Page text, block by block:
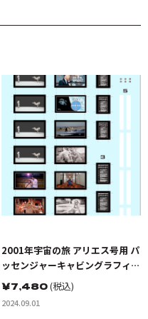
2001年宇宙の旅 アリエス号用 パ
ッセンジャーキャビングラフィッ
クス
￥7,480(税込)
2024.09.01